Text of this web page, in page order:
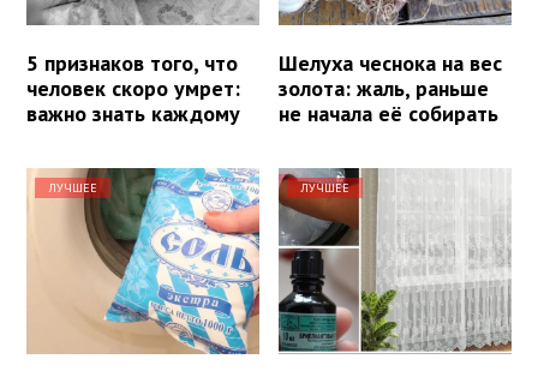
5 признаков того, что
человек скоро умрет:
важно знать каждому
Шелуха чеснока на вес
золота: жаль, раньше
не начала её собирать
ЛУЧШЕЕ ЛУЧШЕЕ